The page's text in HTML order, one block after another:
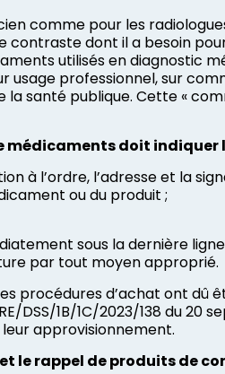
comme pour les
contraste dont il a besoin
utilisés en diagnostic
usage professionnel, sur
la santé publique. Cette «
médicaments doit indiquer
à l’ordre, l’adresse et la
ou du produit ;
sous la dernière
par tout moyen approprié.
procédures d’achat ont
DSS/1B/1C/2023/138 du
approvisionnement.
le rappel de produits de